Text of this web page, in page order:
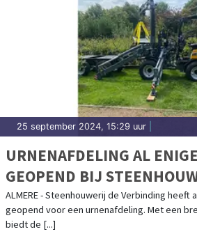
25 september 2024, 15:29 uur
URNENAFDELING AL
GEOPEND BIJ
VERBINDING
ALMERE - Steenhouwerij de Verbinding heeft
geopend voor een urnenafdeling. Met een
biedt de [...]